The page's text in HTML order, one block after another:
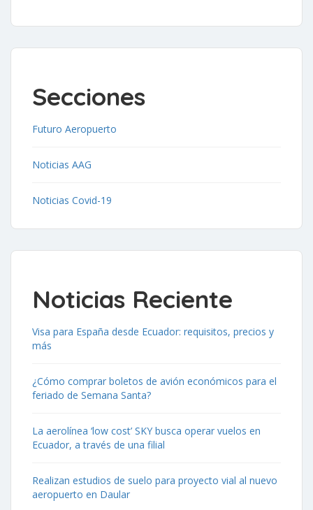
Secciones
Futuro Aeropuerto
Noticias AAG
Noticias Covid-19
Noticias Reciente
Visa para España desde Ecuador: requisitos, precios y
más
¿Cómo comprar boletos de avión económicos para el
feriado de Semana Santa?
La aerolínea ‘low cost’ SKY busca operar vuelos en
Ecuador, a través de una filial
Realizan estudios de suelo para proyecto vial al nuevo
aeropuerto en Daular